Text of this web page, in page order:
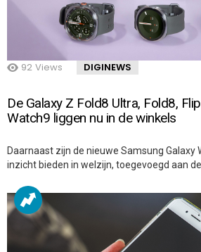
92 Views DIGINEWS
De Galaxy Z Fold8 Ultra, Fold8,
Watch9 liggen nu in de winkels
Daarnaast zijn de nieuwe Samsung Galaxy
inzicht bieden in welzijn, toegevoegd aan